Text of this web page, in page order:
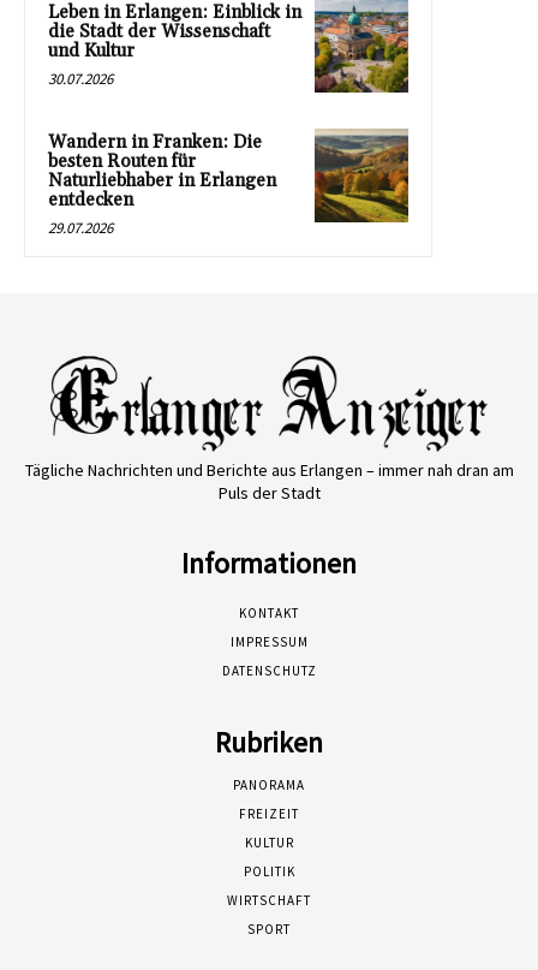
Leben in Erlangen: Einblick in
die Stadt der Wissenschaft
und Kultur
30.07.2026
Wandern in Franken: Die
besten Routen für
Naturliebhaber in Erlangen
entdecken
29.07.2026
Tägliche Nachrichten und Berichte aus Erlangen – immer nah dran am
Puls der Stadt
Informationen
KONTAKT
IMPRESSUM
DATENSCHUTZ
Rubriken
PANORAMA
FREIZEIT
KULTUR
POLITIK
WIRTSCHAFT
SPORT